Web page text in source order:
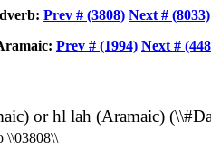
Prev # (3808) Next # (8033)
Prev # (1994) Next #
orhl lah (Aramaic)
\\03808\\